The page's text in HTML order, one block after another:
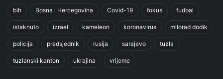
bih Bosna i Hercegovina Covid-19 fokus fudbal
istaknuto izrael kameleon koronavirus milorad dodik
policija predsjednik rusija sarajevo tuzla
tuzlanski kanton ukrajina vrijeme